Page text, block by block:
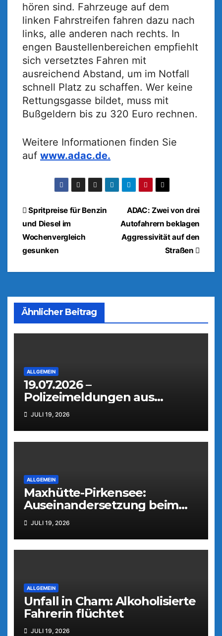
hören sind. Fahrzeuge auf dem
linken Fahrstreifen fahren dazu nach
links, alle anderen nach rechts. In
engen Baustellenbereichen empfiehlt
sich versetztes Fahren mit
ausreichend Abstand, um im Notfall
schnell Platz zu schaffen. Wer keine
Rettungsgasse bildet, muss mit
Bußgeldern bis zu 320 Euro rechnen.
Weitere Informationen finden Sie
auf www.adac.de.
BeitragsnavigationADAC: Zwei von drei
Autofahrern beklagen
Aggressivität auf den
Straßen
Spritpreise für Benzin
und Diesel im
Wochenvergleich
gesunken
Ähnlicher Beitrag
ALLGEMEIN
19.07.2026 –
Polizeimeldungen aus
Weiden
JULI 19, 2026
ALLGEMEIN
Maxhütte-Pirkensee:
Auseinandersetzung beim
Parkfest
JULI 19, 2026
ALLGEMEIN
Unfall in Cham: Alkoholisierte
Fahrerin flüchtet
JULI 19, 2026